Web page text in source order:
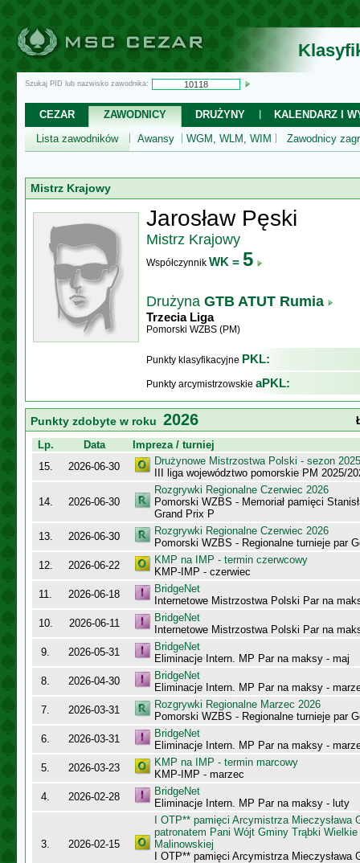
Szukaj PID lub nazwisko zawodnika:
CEZAR ZAWODNICY DRUŻYNY
KALENDARZ I
Lista zawodników
Awansy WGM, WLM, WIM Zawodnicy
Mistrz Krajowy
Jarosław Pęski
Mistrz Krajowy
Współczynnik WK = 5
Drużyna GTB ATUT Rumia
Trzecia Liga
Pomorski WZBS (PM)
Punkty klasyfikacyjne PKL:
Punkty arcymistrzowskie aPKL:
Punkty zdobyte w roku 2026
Lp.
Data
Impreza / turniej
15.
2026-06-30
Drużynowe Mistrzostwa Polski - sezon
III liga województwo pomorskie PM 2025/
14. 2026-06-30
Rozgrywki Regionalne Czerwiec 2026
Pomorski WZBS - Memoriał pamięci
Grand Prix P
13.
2026-06-30
Rozgrywki Regionalne Czerwiec 2026
Pomorski WZBS - Regionalne turnieje par
12.
2026-06-22
KMP na IMP - termin czerwcowy
KMP-IMP - czerwiec
11.
2026-06-18
BridgeNet
Internetowe Mistrzostwa Polski Par na
10.
2026-06-11
BridgeNet
Internetowe Mistrzostwa Polski Par na
9.
2026-05-31
BridgeNet
Eliminacje Intern. MP Par na maksy - maj
8.
2026-04-30
BridgeNet
Eliminacje Intern. MP Par na maksy -
7.
2026-03-31
Rozgrywki Regionalne Marzec 2026
Pomorski WZBS - Regionalne turnieje par
6.
2026-03-31
BridgeNet
Eliminacje Intern. MP Par na maksy -
5.
2026-03-23
KMP na IMP - termin marcowy
KMP-IMP - marzec
4.
2026-02-28
BridgeNet
Eliminacje Intern. MP Par na maksy - luty
3. 2026-02-15
I OTP** pamięci Arcymistrza Mieczysława
patronatem Pani Wójt Gminy Trąbki
Malinowskiej
I OTP** pamięci Arcymistrza Mieczysława